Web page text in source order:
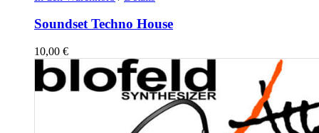
Soundset Techno House
10,00 €